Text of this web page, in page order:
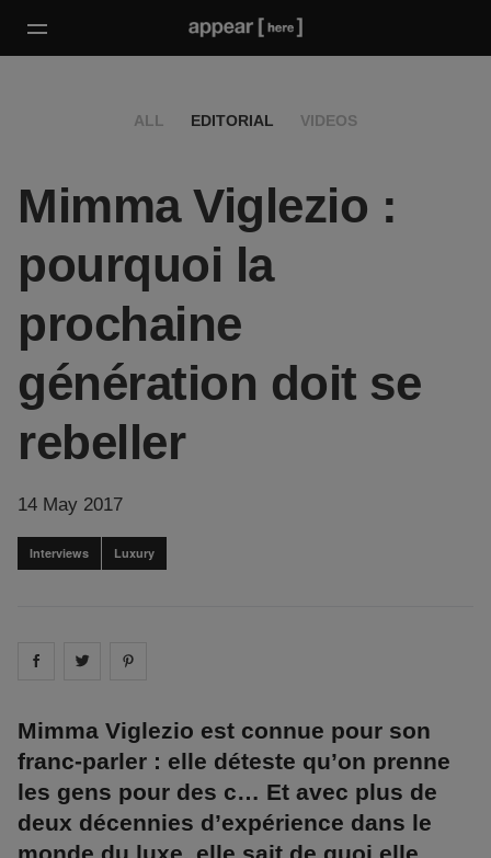
ALL EDITORIAL VIDEOS
Mimma Viglezio :
pourquoi la
prochaine
génération doit se
rebeller
14 May 2017
Interviews Luxury
Share on facebook
Share on
Mimma Viglezio est connue pour son
franc-parler : elle déteste qu’on prenne
les gens pour des c… Et avec plus de
deux décennies d’expérience dans le